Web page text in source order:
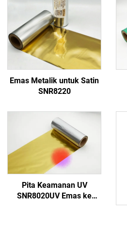
Emas Metalik untuk Satin
SNR8220
Pita Keamanan UV
SNR8020UV Emas ke